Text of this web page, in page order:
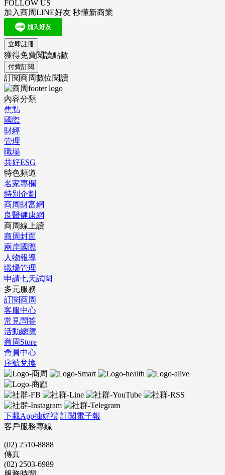
FOLLOW US
加入商周LINE好友 秒懂新商業
立即註冊
獲得免費閱讀點數
付費訂閱
訂閱商周數位閱讀
內容分類
焦點
國際
財經
管理
職場
共好ESG
特色頻道
名家專欄
特別企劃
商周財富網
良醫健康網
商周線上讀
商周封面
兩岸國際
人物報導
職場管理
申請七天試閱
多元服務
訂閱商周
客服中心
常見問答
活動總覽
商周Store
會員中心
序號兌換
下載App抽好禮 訂閱電子報
客戶服務專線
(02) 2510-8888
傳真
(02) 2503-6989